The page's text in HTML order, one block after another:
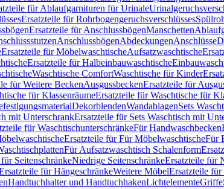
für Ablaufgarnituren für Urinale
Ersatzteile für Rohrbogengeruchsverschlüsses
Ersatzteile für AnschlussbögenManschetten
AnschlussbögenAbdeckungenAnschlüsse
Ersatzteile für MöbelwaschtischeAufsatzwaschtische
Ersatzteile für Halbeinbauwaschtische
Waschtische ComfortWaschtische für Kinder
für Weitere BeckenAusgussbeckenErsatzteile für
für KlassenräumeErsatzteile für Waschtische für
DekorblendenWandablagenSets
mit UnterschrankErsatzteile für Sets Waschtisch mit
für WaschtischunterschränkeFür Handwaschbecken
Ersatzteile für Für MöbelwaschtischeFür
Für Aufsatzwaschtisch Schalenform
SeitenschränkeNiedrige SeitenschränkeErsatzteile für
für HängeschränkeWeitere MöbelErsatzteile
Handtuchhalter und HandtuchhakenLichtelementeGriffe